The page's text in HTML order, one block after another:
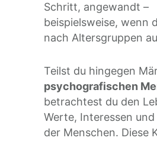
Schritt, angewandt –
beispielsweise, wenn
nach Altersgruppen
Teilst du hingegen
psychografischen
betrachtest du den
Werte, Interessen
der Menschen. Diese